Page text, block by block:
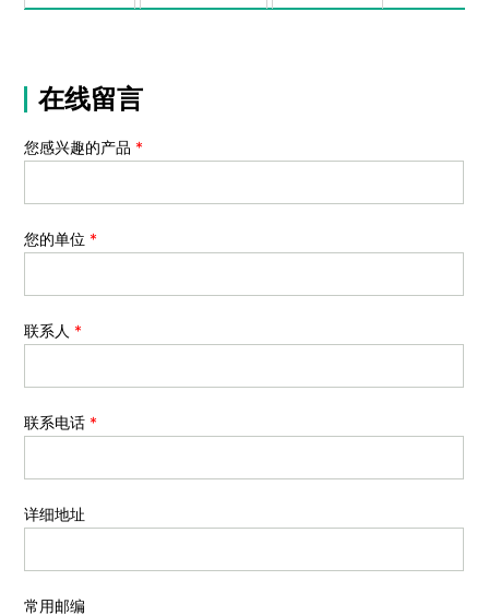
在线留言
您感兴趣的产品 *
您的单位 *
联系人 *
联系电话 *
详细地址
常用邮编